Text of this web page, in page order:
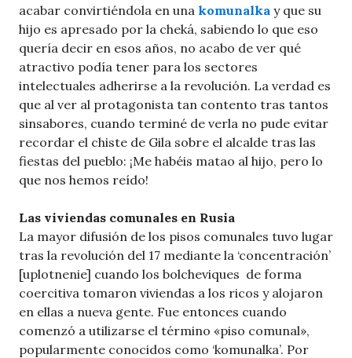
acabar convirtiéndola en una komunalka y que su
hijo es apresado por la cheká, sabiendo lo que eso
quería decir en esos años, no acabo de ver qué
atractivo podía tener para los sectores
intelectuales adherirse a la revolución. La verdad es
que al ver al protagonista tan contento tras tantos
sinsabores, cuando terminé de verla no pude evitar
recordar el chiste de Gila sobre el alcalde tras las
fiestas del pueblo: ¡Me habéis matao al hijo, pero lo
que nos hemos reído!
Las viviendas comunales en Rusia
La mayor difusión de los pisos comunales tuvo lugar
tras la revolución del 17 mediante la ‘concentración’
[uplotnenie] cuando los bolcheviques de forma
coercitiva tomaron viviendas a los ricos y alojaron
en ellas a nueva gente. Fue entonces cuando
comenzó a utilizarse el término «piso comunal»,
popularmente conocidos como ‘komunalka’. Por